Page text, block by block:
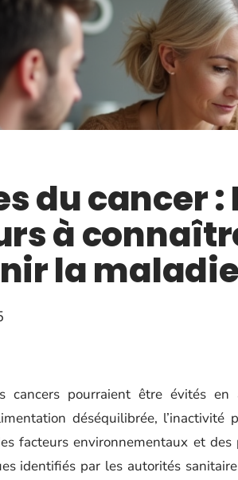
du cancer :
à
la
pourraient être évités en
déséquilibrée, l’inactivité
facteurs environnementaux et
identifiés par les autorités